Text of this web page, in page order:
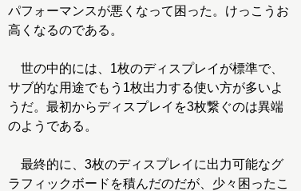
パフォーマンスが悪くなって困った。けっこうお
高くなるのである。
世の中的には、1枚のディスプレイが標準で、
サブ的な用途でもう1枚出力する使い方が多いよ
うだ。最初からディスプレイを3枚繋ぐのは異端
のようである。
最終的に、3枚のディスプレイに出力可能なグ
ラフィックボードを積んだのだが、少々困ったこ